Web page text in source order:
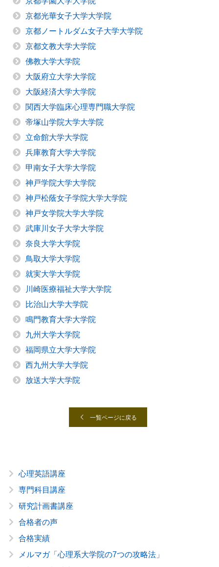
京都光華女子大学大学院
京都ノートルダム女子大学大学院
京都文教大学大学院
佛教大学大学院
大阪府立大学大学院
大阪経済大学大学院
関西大学臨床心理専門職大学院
帝塚山学院大学大学院
立命館大学大学院
兵庫教育大学大学院
甲南女子大学大学院
神戸学院大学大学院
神戸松蔭女子学院大学大学院
神戸女学院大学大学院
武庫川女子大学大学院
奈良大学大学院
鳥取大学大学院
就実大学大学院
川崎医療福祉大学大学院
比治山大学大学院
鳴門教育大学大学院
九州大学大学院
福岡県立大学大学院
西九州大学大学院
放送大学大学院
一覧ページに戻る
心理英語講座
専門科目講座
研究計画書講座
合格者の声
合格実績
メルマガ「心理系大学院の7つの攻略法」